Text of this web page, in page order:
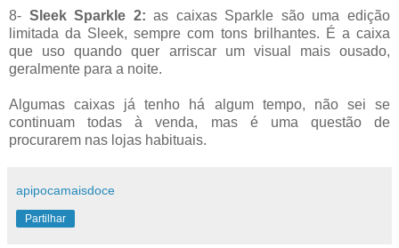
8- Sleek Sparkle 2: as caixas Sparkle são uma edição
limitada da Sleek, sempre com tons brilhantes. É a caixa
que uso quando quer arriscar um visual mais ousado,
geralmente para a noite.
Algumas caixas já tenho há algum tempo, não sei se
continuam todas à venda, mas é uma questão de
procurarem nas lojas habituais.
apipocamaisdoce
Partilhar